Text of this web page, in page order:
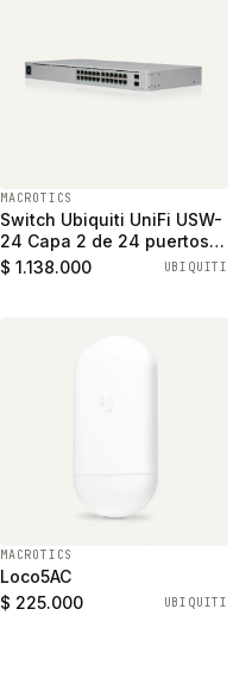
MACROTICS
Switch Ubiquiti UniFi USW-
24 Capa 2 de 24 puertos
ethernet gigabit y 2
$ 1.138.000 UBIQUITI
MACROTICS
Loco5AC
$ 225.000
UBIQUITI